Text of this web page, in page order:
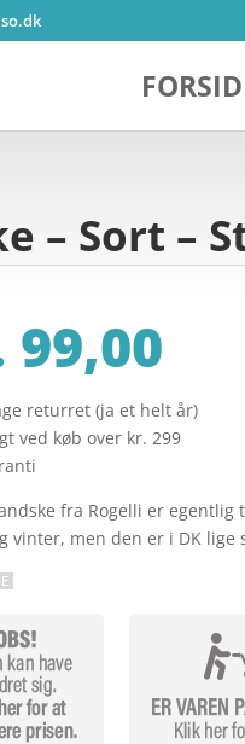
– Sort –
99,00
returret (ja et helt år)
ved køb over kr. 299
fra Rogelli er
vinter, men den er i DK